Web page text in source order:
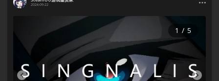
2024-09-22
1 / 5